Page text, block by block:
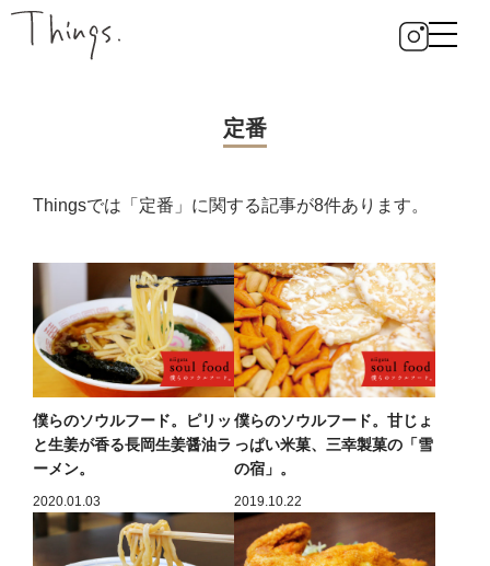
定番
Thingsでは「定番」に関する記事が8件あります。
僕らのソウルフード。ピリッ
と生姜が香る長岡生姜醤油ラ
ーメン。
2020.01.03
僕らのソウルフード。甘じょ
っぱい米菓、三幸製菓の「雪
の宿」。
2019.10.22